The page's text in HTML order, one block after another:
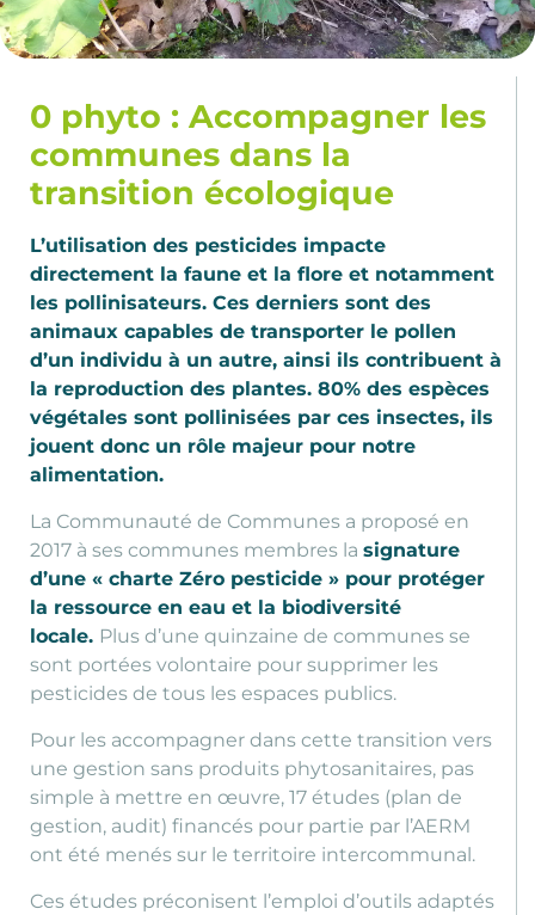
0 phyto : Accompagner les
communes dans la
transition écologique
L’utilisation des pesticides impacte
directement la faune et la flore et notamment
les pollinisateurs. Ces derniers sont des
animaux capables de transporter le pollen
d’un individu à un autre, ainsi ils contribuent à
la reproduction des plantes. 80% des espèces
végétales sont pollinisées par ces insectes, ils
jouent donc un rôle majeur pour notre
alimentation.
La Communauté de Communes a proposé en
2017 à ses communes membres la signature
d’une « charte Zéro pesticide » pour protéger
la ressource en eau et la biodiversité
locale. Plus d’une quinzaine de communes se
sont portées volontaire pour supprimer les
pesticides de tous les espaces publics.
Pour les accompagner dans cette transition vers
une gestion sans produits phytosanitaires, pas
simple à mettre en œuvre, 17 études (plan de
gestion, audit) financés pour partie par l’AERM
ont été menés sur le territoire intercommunal.
Ces études préconisent l’emploi d’outils adaptés